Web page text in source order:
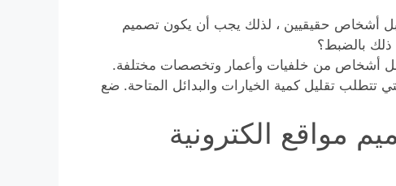
أشخاص حقيقيين ، لذلك يجب أن يكون تصميم
ذلك بالضبط؟
أشخاص من خلفيات وأعمار وتخصصات مختلفة.
تتطلب تقليل كمية الخيارات والبدائل المتاحة. ضع
مواقع الكترونية